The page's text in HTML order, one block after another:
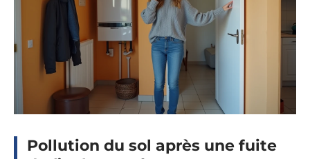
Pollution du sol après une fuite